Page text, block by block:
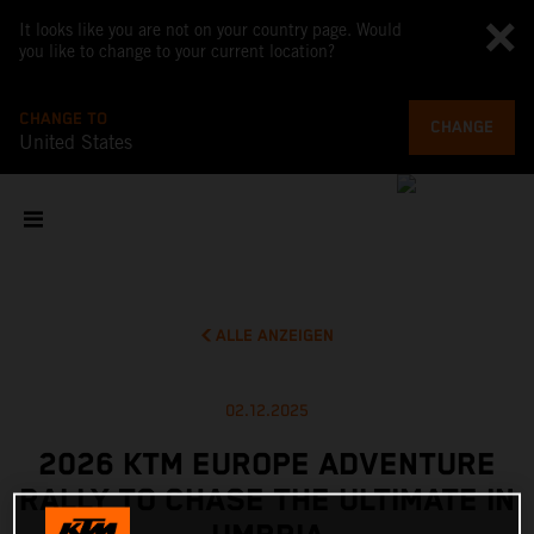
It looks like you are not on your country page. Would
you like to change to your current location?
CHANGE TO
United States
CHANGE
ALLE ANZEIGEN
02.12.2025
2026 KTM EUROPE ADVENTURE
RALLY TO CHASE THE ULTIMATE IN